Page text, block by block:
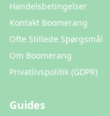
Handelsbetingelser
Kontakt Boomerang
Ofte Stillede Spørgsmål
Om Boomerang
Privatlivspolitik (GDPR)
Guides